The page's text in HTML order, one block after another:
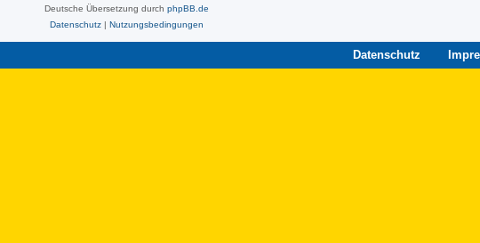
Deutsche Übersetzung durch phpBB.de
Datenschutz| Nutzungsbedingungen
Datenschutz